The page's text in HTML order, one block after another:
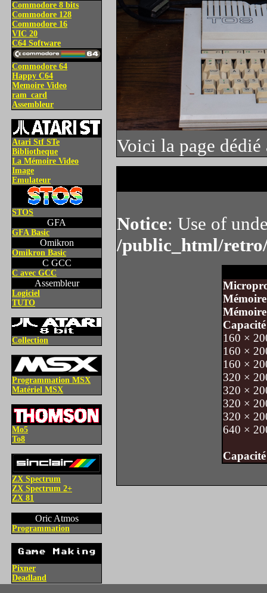
Commodore 8 bits
Commodore 128
Commodore 16
VIC 20
C64 Software
Commodore 64
Happy C64
Memoire Video
ram_card
Assembleur
Atari Stf STe
Bibliotheque
La Mémoire Video
Image
Emulateur
STOS
GFA
GFA Basic
Omikron
Omikron Basic
C GCC
C avec GCC
Assembleur
Logiciel
TUTO
Collection
Programmation MSX
Matériel MSX
Mo5
To8
ZX Spectrum
ZX Spectrum 2+
ZX 81
Oric Atmos
Programmation
Pixner
Deadland
Voici la page dédié
Notice: Use of
/public_html/
160 ×
160 ×
160 ×
320 ×
320 ×
320 ×
320 ×
640 ×